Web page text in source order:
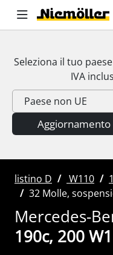
Seleziona il tuo
IVA
Aggiornamento
listino D W110
32 Molle,
Mercedes-
190c, 200